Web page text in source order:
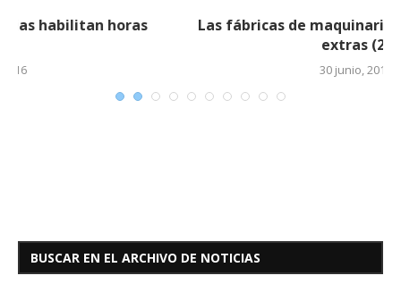
Las fábricas de maquinarias habilitan horas
BUSCAR EN EL ARCHIVO DE NOTICIAS